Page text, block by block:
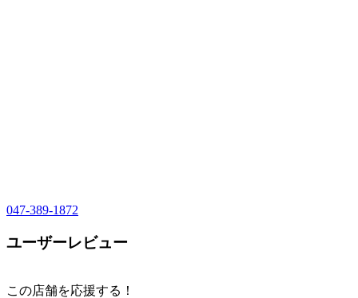
047-389-1872
ユーザーレビュー
この店舗を応援する！